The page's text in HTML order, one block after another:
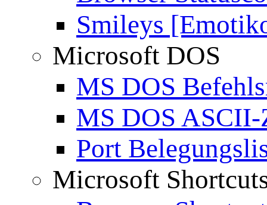
Smileys
Microsoft DOS
MS DOS
MS DOS ASCII-
Port
Microsoft